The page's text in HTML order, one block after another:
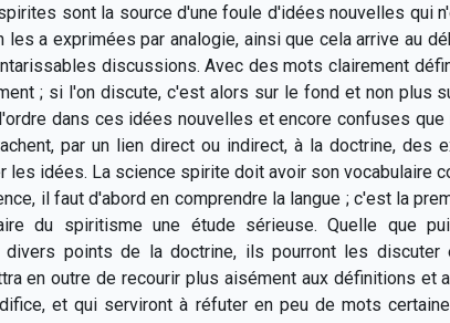
sont la source d'une foule d'idées nouvelles qui
les a exprimées par analogie, ainsi que cela arrive au
discussions. Avec des mots clairement
; si l'on discute, c'est alors sur le fond et non plus
dans ces idées nouvelles et encore confuses
par un lien direct ou indirect, à la doctrine, des
les idées. La science spirite doit avoir son vocabulaire
il faut d'abord en comprendre la langue ; c'est la
du spiritisme une étude sérieuse. Quelle que
points de la doctrine, ils pourront les discuter
en outre de recourir plus aisément aux définitions et
et qui serviront à réfuter en peu de mots